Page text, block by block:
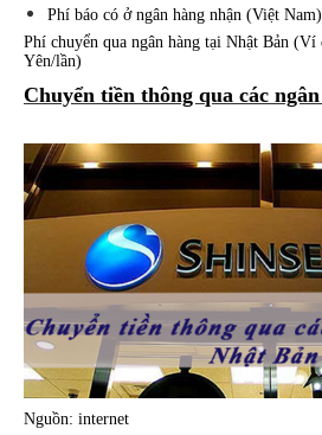
Phí báo có ở ngân hàng nhận (Việt Nam)
Phí chuyển qua ngân hàng tại Nhật Bản (Ví
Yên/lần)
Chuyển tiền thông qua các
Nguồn: internet